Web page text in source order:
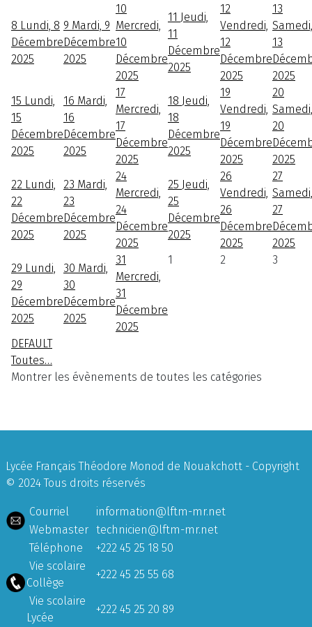
8 Lundi, 8
Décembre
2025
9 Mardi, 9
Décembre
2025
10
Mercredi,
10
Décembre
2025
11 Jeudi,
11
Décembre
2025
12
Vendredi,
12
Décembre
2025
13
Samedi,
13
2025
15 Lundi,
15
Décembre
2025
16 Mardi,
16
Décembre
2025
17
Mercredi,
17
Décembre
2025
18 Jeudi,
18
Décembre
2025
19
Vendredi,
19
Décembre
2025
20
Samedi,
20
2025
22 Lundi,
22
Décembre
2025
23 Mardi,
23
Décembre
2025
24
Mercredi,
24
Décembre
2025
25 Jeudi,
25
Décembre
2025
26
Vendredi,
26
Décembre
2025
27
Samedi,
27
2025
29 Lundi,
29
Décembre
2025
30 Mardi,
30
Décembre
2025
31
Mercredi,
31
Décembre
2025
1 2 3
DEFAULT
Toutes…
Montrer les évènements de toutes les catégories
Lycée Français Théodore Monod de Nouakchott - Copyright
© 2024 Tous droits réservés
Courriel
information@lftm-mr.net
Webmaster technicien@lftm-mr.net
Téléphone
+222 45 25 18 50
Vie scolaire
Collège
+222 45 25 55 68
Vie scolaire
Lycée
+222 45 25 20 89